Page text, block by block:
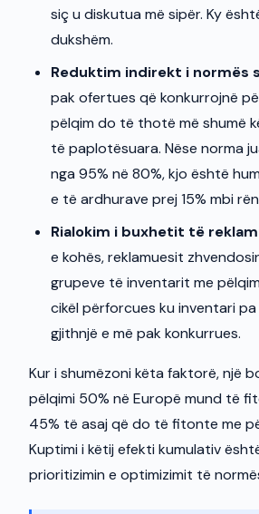
siç u diskutua më sipër. Ky
dukshëm.
Reduktim indirekt i normës
pak ofertues që konkurrojnë
pëlqim do të thotë më shumë
të paplotësuara. Nëse norma
nga 95% në 80%, kjo është
e të ardhurave prej 15% mbi
Rialokim i buxhetit të
e kohës, reklamuesit
grupeve të inventarit me
cikël përforcues ku inventari
gjithnjë e më pak konkurrues.
Kur i shumëzoni këta faktorë, një
pëlqimi 50% në Europë mund të
45% të asaj që do të fitonte me
Kuptimi i këtij efekti kumulativ
prioritizimin e optimizimit të